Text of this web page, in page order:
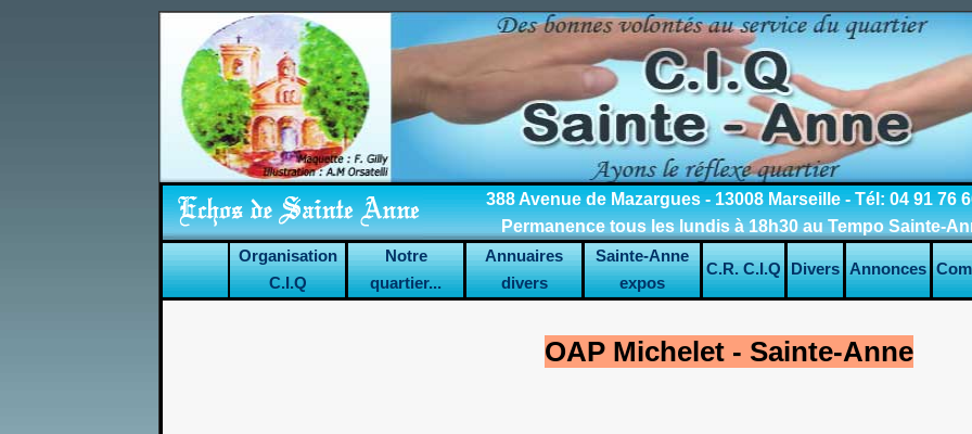
388 Avenue de Mazargues - 13008 Marseille - Tél: 04 91 76
Permanence tous les lundis à 18h30 au Tempo Sainte-
Organisation
C.I.Q
Notre
quartier...
Annuaires
divers
Sainte-Anne
expos
C.R. C.I.Q Divers Annonces
OAP Michelet - Sainte-Anne